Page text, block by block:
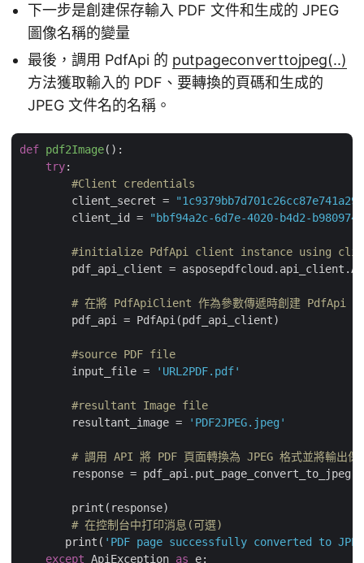
下一步是創建保存輸入 PDF 文件和生成的 JPEG
圖像名稱的變量
最後，調用 PdfApi 的 putpageconverttojpeg(..)
方法獲取輸入的 PDF、要轉換的頁碼和生成的
JPEG 文件名的名稱。
def pdf2Image():
try:
#Client credentials
        client_secret =
        client_id =
"bbf94a2c-6d7e-4020-b4d2-
#initialize PdfApi client instance using
pdf_api_client =
# 在將 PdfApiClient 作為參數傳遞時創建 PdfApi
        pdf_api = PdfApi(pdf_api_client)
#source PDF file
        input_file =
'URL2PDF.pdf'
#resultant Image file
        resultant_image =
'PDF2JPEG.jpeg'
# 調用 API 將 PDF 頁面轉換為 JPEG 格式並將輸出保
response =
        print(response)
# 在控制台中打印消息(可選)
       print(
'PDF page successfully converted to
except ApiException as e: